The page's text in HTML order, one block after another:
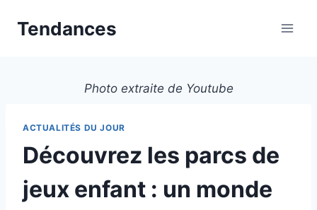
Tendances
Photo extraite de Youtube
ACTUALITÉS DU JOUR
Découvrez les parcs de
jeux enfant : un monde